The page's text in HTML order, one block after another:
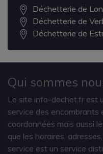
Déchetterie de
Déchetterie de
Déchetterie de
Qui sommes
Le site info-dechet.fr est
service des encombrants
coordonnées mais aussi
que les horaires,
service est un service